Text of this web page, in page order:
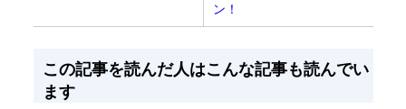
ン！
この記事を読んだ人はこんな記事も読んでい
ます